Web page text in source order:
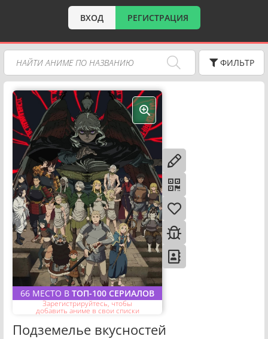
ВХОД РЕГИСТРАЦИЯ
ФИЛЬТР
66 МЕСТО В ТОП-100 СЕРИАЛОВ
Зарегистрируйтесь, чтобы
добавить аниме в свои списки
Подземелье вкусностей